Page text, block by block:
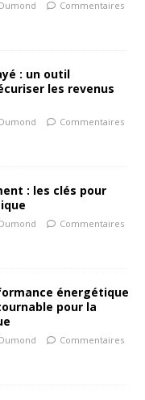
Commentaires
: un outil
les revenus
Commentaires
: les clés pour
Commentaires
énergétique
pour la
Commentaires